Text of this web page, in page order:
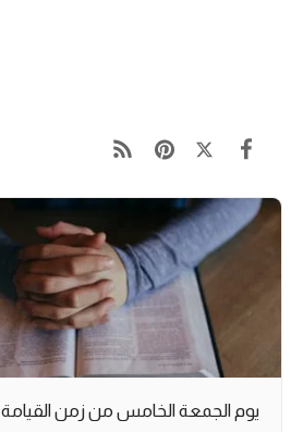
يوم الجمعة الخامس من زمن القيامة